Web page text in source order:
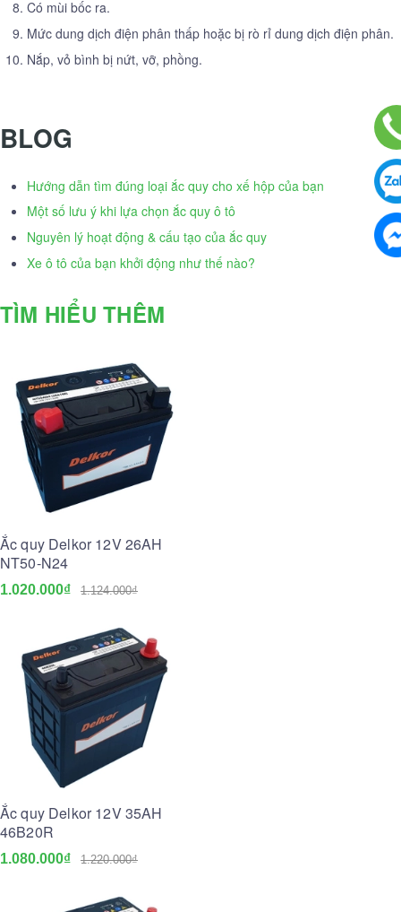
Có mùi bốc ra.
Mức dung dịch điện phân thấp hoặc bị rò rỉ dung dịch điện phân.
Nắp, vỏ bình bị nứt, vỡ, phồng.
BLOG
Hướng dẫn tìm đúng loại ắc quy cho xế hộp của bạn
Một số lưu ý khi lựa chọn ắc quy ô tô
Nguyên lý hoạt động & cấu tạo của ắc quy
Xe ô tô của bạn khởi động như thế nào?
TÌM HIỂU THÊM
Ắc quy Delkor 12V 26AH
NT50-N24
1.020.000₫ 1.124.000₫
Ắc quy Delkor 12V 35AH
46B20R
1.080.000₫ 1.220.000₫